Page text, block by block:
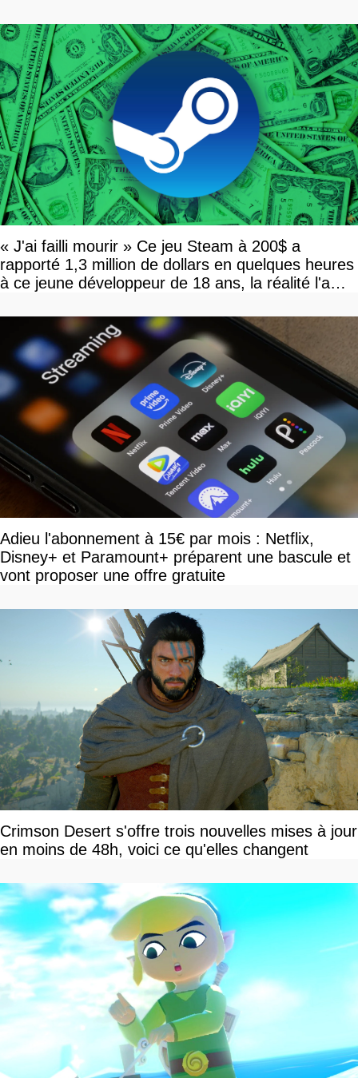
« J'ai failli mourir » Ce jeu Steam à 200$ a
rapporté 1,3 million de dollars en quelques heures
à ce jeune développeur de 18 ans, la réalité l'a
Adieu l'abonnement à 15€ par mois : Netflix,
Disney+ et Paramount+ préparent une bascule et
vont proposer une offre gratuite
Crimson Desert s'offre trois nouvelles mises à jour
en moins de 48h, voici ce qu'elles changent